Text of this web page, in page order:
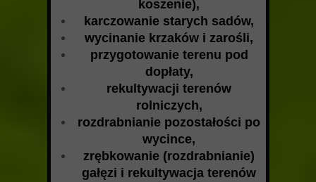
koszenie),
karczowanie starych sadów,
wycinanie krzaków i zarośli,
przygotowanie terenu pod
dopłaty,
rekultywacji terenów
rolniczych,
rozdrabnianie pozostałości po
wycince,
zrębkowanie (rozdrabnianie)
gałęzi i rekultywacja terenów